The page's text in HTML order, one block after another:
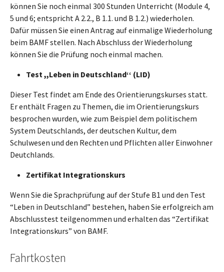
können Sie noch einmal 300 Stunden Unterricht (Module 4,
5 und 6; entspricht A 2.2., B 1.1. und B 1.2.) wiederholen.
Dafür müssen Sie einen Antrag auf einmalige Wiederholung
beim BAMF stellen. Nach Abschluss der Wiederholung
können Sie die Prüfung noch einmal machen.
Test ,,Leben in Deutschland‘‘ (LID)
Dieser Test findet am Ende des Orientierungskurses statt.
Er enthält Fragen zu Themen, die im Orientierungskurs
besprochen wurden, wie zum Beispiel dem politischem
System Deutschlands, der deutschen Kultur, dem
Schulwesen und den Rechten und Pflichten aller Einwohner
Deutchlands.
Zertifikat Integrationskurs
Wenn Sie die Sprachprüfung auf der Stufe B1 und den Test
“Leben in Deutschland” bestehen, haben Sie erfolgreich am
Abschlusstest teilgenommen und erhalten das “Zertifikat
Integrationskurs” von BAMF.
Fahrtkosten